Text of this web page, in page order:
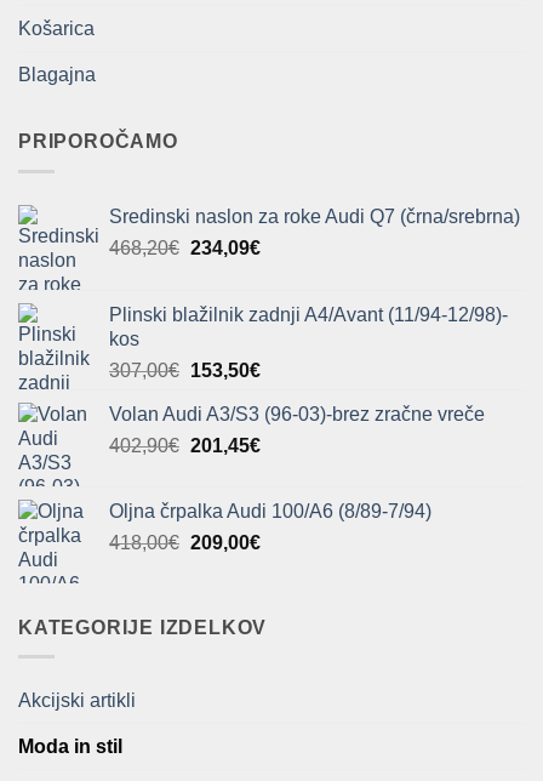
Košarica
Blagajna
PRIPOROČAMO
Sredinski naslon za roke Audi Q7 (črna/srebrna)
468,20€ Izvirna
bila:
234,09€Trenutna
234,09€.
Plinski blažilnik zadnji A4/Avant (11/94-12/98)-
kos
307,00€ Izvirna
je
bila:
153,50€Trenutna
je:
153,50€.
Volan Audi A3/S3 (96-03)-brez zračne vreče
402,90€ Izvirna
bila:
402,90€.
201,45€Trenutna
201,45€.
Oljna črpalka Audi 100/A6 (8/89-7/94)
418,00€ Izvirna
bila:
209,00€Trenutna
209,00€.
KATEGORIJE IZDELKOV
Akcijski artikli
Moda in stil